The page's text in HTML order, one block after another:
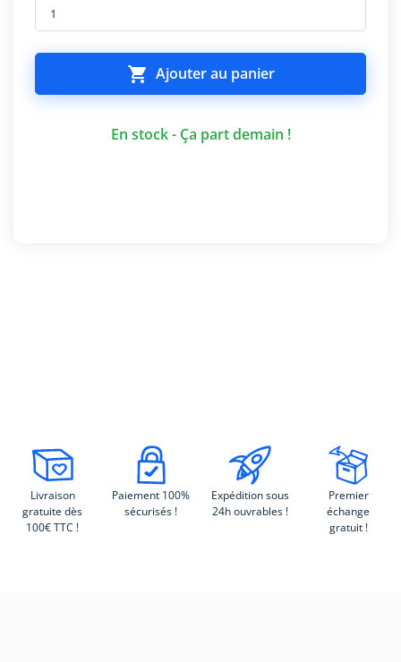
 Ajouter au panier
En stock - Ça part demain !
Livraison
gratuite dès
100€ TTC !
Paiement 100%
sécurisés !
Expédition sous
24h ouvrables !
Premier
échange
gratuit !